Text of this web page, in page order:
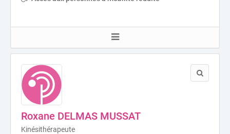
Roxane DELMAS MUSSAT
Kinésithérapeute